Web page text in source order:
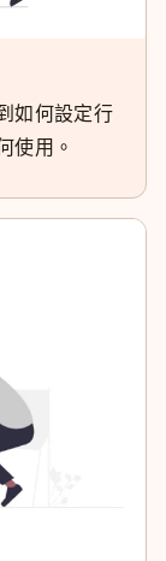
如何設定行
使用。